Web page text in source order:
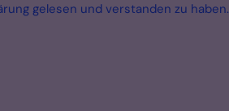
gelesen und verstanden zu haben.